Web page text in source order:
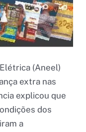
(Aneel)
extra nas
explicou que
dos
a